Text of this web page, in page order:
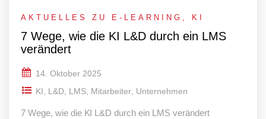
AKTUELLES ZU E-LEARNING , KI
7 Wege, wie die KI L&D durch ein LMS
verändert
14. Oktober 2025
KI, L&D, LMS, Mitarbeiter, Unternehmen
7 Wege, wie die KI L&D durch ein LMS verändert